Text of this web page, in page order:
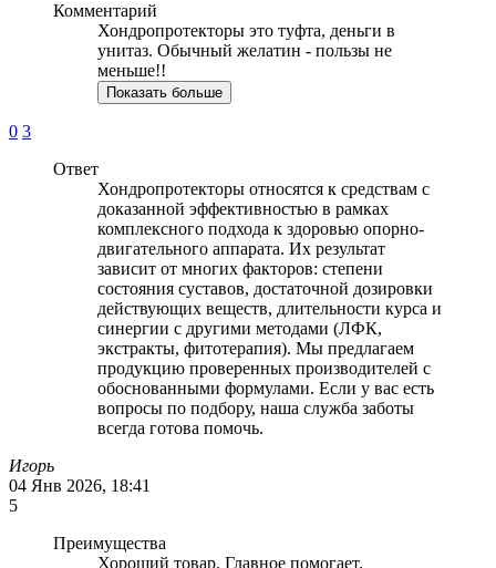
Комментарий
Хондропротекторы это туфта, деньги в
унитаз. Обычный желатин - пользы не
меньше!!
Показать больше
0 3
Ответ
Хондропротекторы относятся к средствам с
доказанной эффективностью в рамках
комплексного подхода к здоровью опорно-
двигательного аппарата. Их результат
зависит от многих факторов: степени
состояния суставов, достаточной дозировки
действующих веществ, длительности курса и
синергии с другими методами (ЛФК,
экстракты, фитотерапия). Мы предлагаем
продукцию проверенных производителей с
обоснованными формулами. Если у вас есть
вопросы по подбору, наша служба заботы
всегда готова помочь.
Игорь
04 Янв 2026, 18:41
5
Преимущества
Хороший товар. Главное помогает.